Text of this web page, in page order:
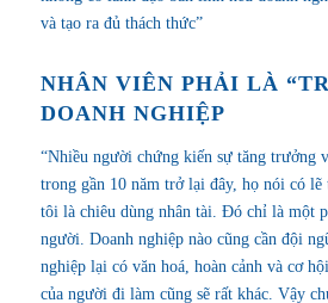
và tạo ra đủ thách thức”
NHÂN VIÊN PHẢI LÀ
DOANH NGHIỆP
“Nhiều người chứng kiến sự tăng trưởng
trong gần 10 năm trở lại đây, họ nói có lẽ
tôi là chiêu dùng nhân tài. Đó chỉ là một
người. Doanh nghiệp nào cũng cần đội
nghiệp lại có văn hoá, hoàn cảnh và cơ
của người đi làm cũng sẽ rất khác. Vậy